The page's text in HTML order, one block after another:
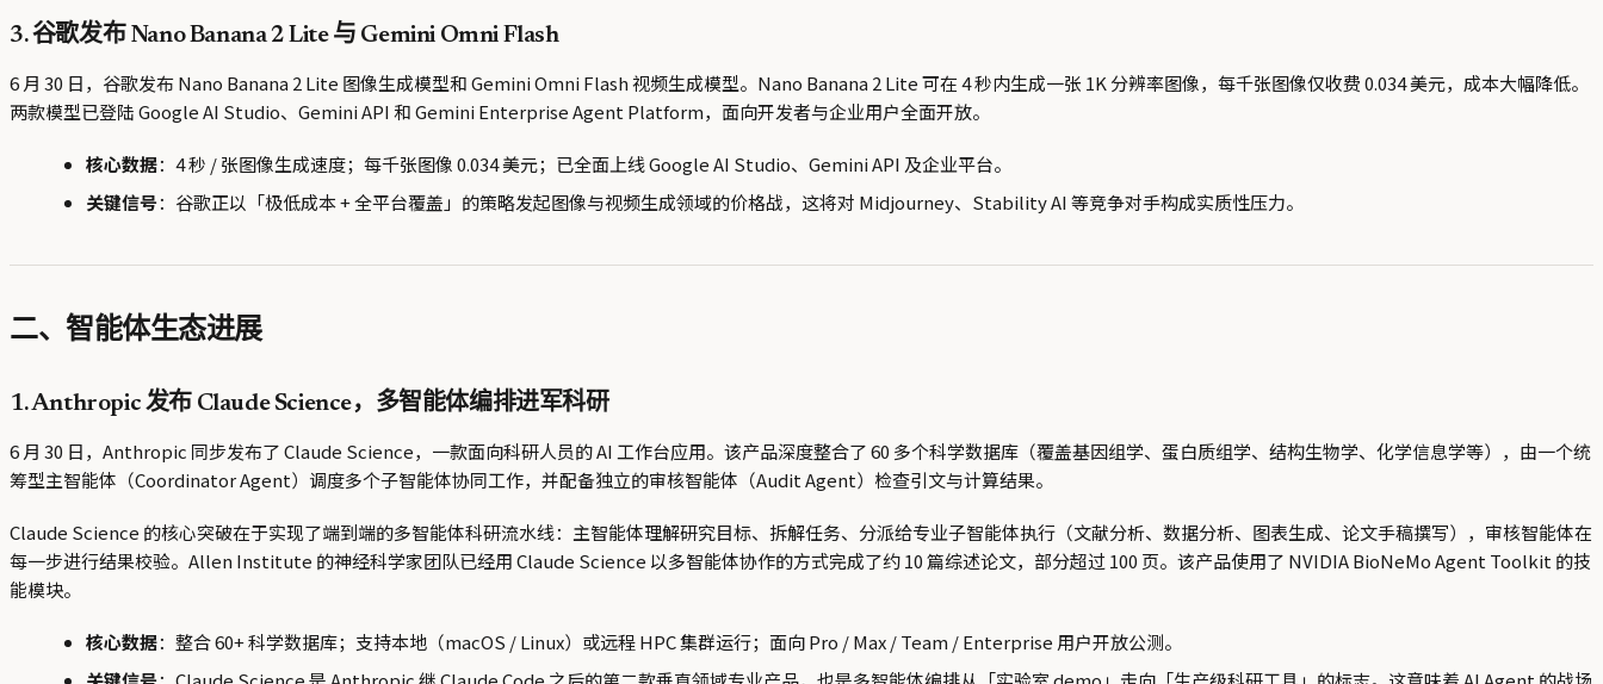
3. 谷歌发布 Nano Banana 2 Lite 与 Gemini Omni Flash
6 月 30 日，谷歌发布 Nano Banana 2 Lite 图像生成模型和 Gemini Omni Flash 视频生成模型。Nano Banana 2 Lite 可在 4 秒内生成一张 1K 分辨率图像，每千张图像仅收费 0.034 美元，成本大幅降低。
两款模型已登陆 Google AI Studio、Gemini API 和 Gemini Enterprise Agent Platform，面向开发者与企业用户全面开放。
核心数据：4 秒 / 张图像生成速度；每千张图像 0.034 美元；已全面上线 Google AI Studio、Gemini API 及企业平台。
关键信号：谷歌正以「极低成本 + 全平台覆盖」的策略发起图像与视频生成领域的价格战，这将对 Midjourney、Stability AI 等竞争对手构成实质性压力。
二、智能体生态进展
1. Anthropic 发布 Claude Science，多智能体编排进军科研
6 月 30 日，Anthropic 同步发布了 Claude Science，一款面向科研人员的 AI 工作台应用。该产品深度整合了 60 多个科学数据库（覆盖基因组学、蛋白质组学、结构生物学、化学信息学等），由一个统
筹型主智能体（Coordinator Agent）调度多个子智能体协同工作，并配备独立的审核智能体（Audit Agent）检查引文与计算结果。
Claude Science 的核心突破在于实现了端到端的多智能体科研流水线：主智能体理解研究目标、拆解任务、分派给专业子智能体执行（文献分析、数据分析、图表生成、论文手稿撰写），审核智能体在
每一步进行结果校验。Allen Institute 的神经科学家团队已经用 Claude Science 以多智能体协作的方式完成了约 10 篇综述论文，部分超过 100 页。该产品使用了 NVIDIA BioNeMo Agent Toolkit 的技
能模块。
核心数据：整合 60+ 科学数据库；支持本地（macOS / Linux）或远程 HPC 集群运行；面向 Pro / Max / Team / Enterprise 用户开放公测。